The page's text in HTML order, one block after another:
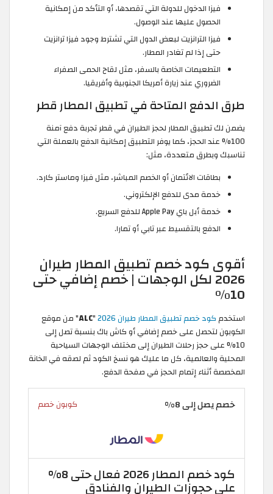
فيزا الدخول للدولة التي تقصدها، أو التأكد من إمكانية
الحصول عليها عند الوصول.
فيزا الترانزيت لبعض الدول التي تشترط وجود فيزا ترانزيت
حتى إذا لم تغادر المطار.
التطعيمات الخاصة بالسفر، مثل لقاح الحمى الصفراء
الضروري عند زيارة أمريكا الجنوبية وأفريقيا.
طرق الدفع المتاحة في تطبيق المطار قطر
يضمن لك تطبيق المطار لحجز الطيران في قطر تجربة دفع آمنة
100% عند الحجز، كما يوفر التطبيق إمكانية الدفع بالعملة التي
تناسبك وبطرق متعددة، مثل:
بطاقات الائتمان أو الخصم المباشر، مثل فيزا وماستر كارد.
خدمة مدى للدفع الإلكتروني.
خدمة أبل باي Apple Pay للدفع السريع.
الدفع بالتقسيط عبر تابي أو تمارا.
أقوى كود خصم تطبيق المطار طيران
2026 لكل الوجهات | خصم إضافي حتى
10%
استخدم كود خصم تطبيق المطار طيران 2026 "
ALC" من موقع
الكوبون لتحصل على خصم إضافي أو كاش باك بنسبة تصل إلى
10% على حجز رحلات الطيران إلى مختلف الوجهات السياحية
المحلية والعالمية، كل ما عليك هو نسخ الكود ثم لصقه في الخانة
المخصصة أثناء إتمام الحجز في صفحة الدفع.
خصم يصل إلى 8% كوبون خصم
كود خصم المطار 2026 فعال حتى 8%
على حجوزات الطيران والفنادق